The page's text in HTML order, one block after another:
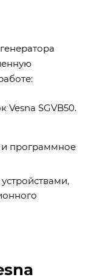
SGVB50.
и программное